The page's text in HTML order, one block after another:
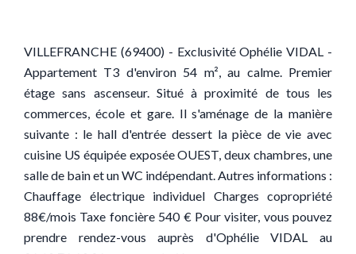
VILLEFRANCHE (69400) - Exclusivité Ophélie VIDAL -
Appartement T3 d'environ 54 m², au calme. Premier
étage sans ascenseur. Situé à proximité de tous les
commerces, école et gare. Il s'aménage de la manière
suivante : le hall d'entrée dessert la pièce de vie avec
cuisine US équipée exposée OUEST, deux chambres, une
salle de bain et un WC indépendant. Autres informations :
Chauffage électrique individuel Charges copropriété
88€/mois Taxe foncière 540 € Pour visiter, vous pouvez
prendre rendez-vous auprès d'Ophélie VIDAL au